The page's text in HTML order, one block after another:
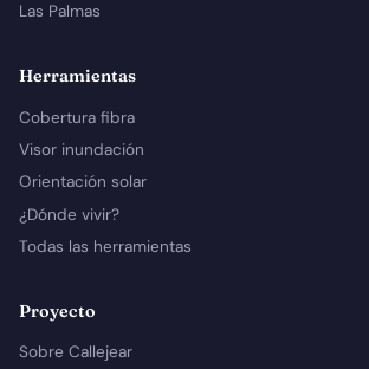
Las Palmas
Herramientas
Cobertura fibra
Visor inundación
Orientación solar
¿Dónde vivir?
Todas las herramientas
Proyecto
Sobre Callejear